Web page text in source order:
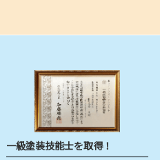
一級塗装技能士を取得！